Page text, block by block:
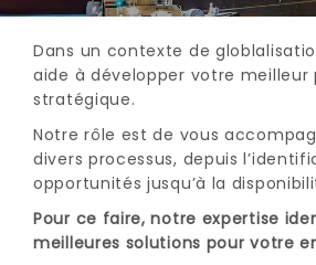
Dans un contexte de
aide à développer votre
stratégique.
Notre rôle est de vous
divers processus, depuis
opportunités jusqu’à la
Pour ce faire, notre expertise
meilleures solutions pour votre